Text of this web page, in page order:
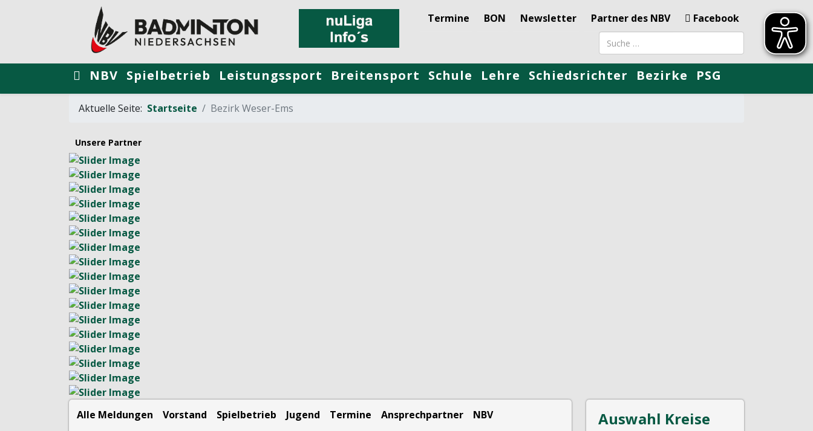
Termine BON Newsletter Partner des NBV
Facebook
Suchbegriff
NBV Spielbetrieb Leistungssport Breitensport Schule Lehre Schiedsrichter Bezirke PSG
Aktuelle Seite: Startseite Bezirk Weser-Ems
Unsere Partner
Alle Meldungen Vorstand Spielbetrieb Jugend Termine Ansprechpartner
NBV
Auswahl Kreise